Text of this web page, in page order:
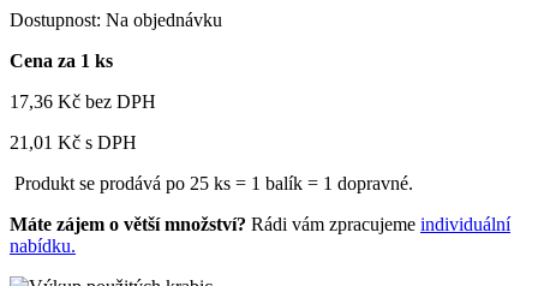
Dostupnost: Na objednávku
Cena za 1 ks
17,36 Kč bez DPH
21,01 Kč s DPH
Produkt se prodává po 25 ks = 1 balík = 1 dopravné.
Máte zájem o větší množství? Rádi vám zpracujeme individuální
nabídku.